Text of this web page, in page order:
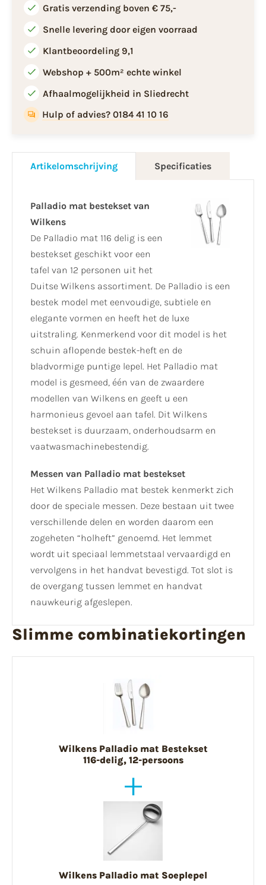
Gratis verzending boven € 75,-
Snelle levering door eigen voorraad
Klantbeoordeling 9,1
Webshop + 500m² echte winkel
Afhaalmogelijkheid in Sliedrecht
Hulp of advies? 0184 41 10 16
Artikelomschrijving Specificaties
Palladio mat bestekset van
Wilkens
De Palladio mat 116 delig is een
bestekset geschikt voor een
tafel van 12 personen uit het
Duitse Wilkens assortiment. De Palladio is een
bestek model met eenvoudige, subtiele en
elegante vormen en heeft het de luxe
uitstraling. Kenmerkend voor dit model is het
schuin aflopende bestek-heft en de
bladvormige puntige lepel. Het Palladio mat
model is gesmeed, één van de zwaardere
modellen van Wilkens en geeft u een
harmonieus gevoel aan tafel. Dit Wilkens
bestekset is duurzaam, onderhoudsarm en
vaatwasmachinebestendig.
Messen van Palladio mat bestekset
Het Wilkens Palladio mat bestek kenmerkt zich
door de speciale messen. Deze bestaan uit twee
verschillende delen en worden daarom een
zogeheten “holheft” genoemd. Het lemmet
wordt uit speciaal lemmetstaal vervaardigd en
vervolgens in het handvat bevestigd. Tot slot is
de overgang tussen lemmet en handvat
nauwkeurig afgeslepen.
Slimme combinatiekortingen
Wilkens Palladio mat Bestekset
116-delig, 12-persoons
Wilkens Palladio mat Soeplepel